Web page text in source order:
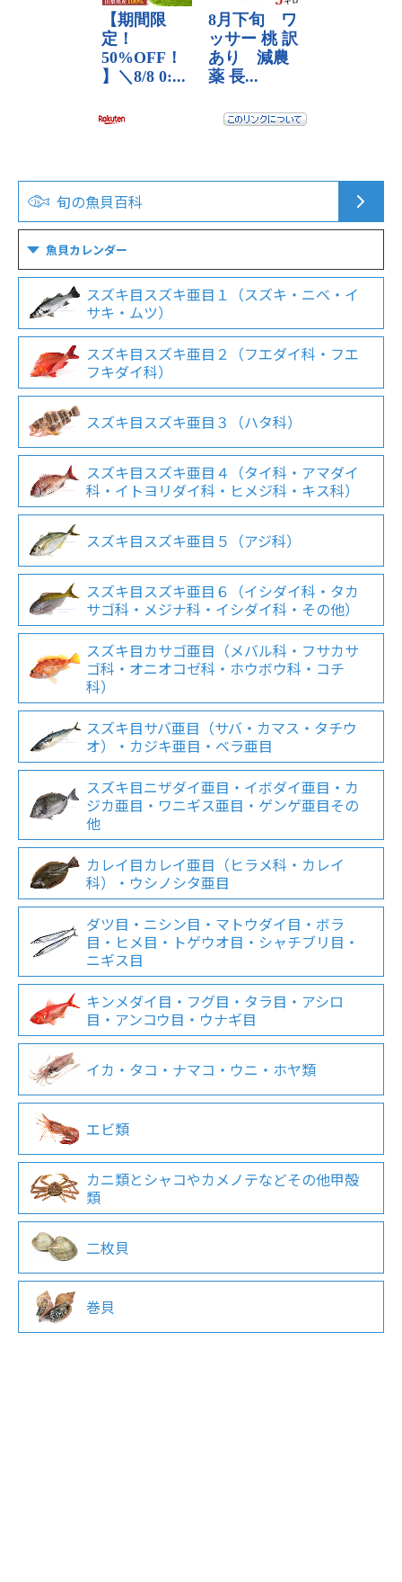
旬の魚貝百科
魚貝カレンダー
スズキ目スズキ亜目１（スズキ・ニベ・イ
サキ・ムツ）
スズキ目スズキ亜目２（フエダイ科・フエ
フキダイ科）
スズキ目スズキ亜目３（ハタ科）
スズキ目スズキ亜目４（タイ科・アマダイ
科・イトヨリダイ科・ヒメジ科・キス科）
スズキ目スズキ亜目５（アジ科）
スズキ目スズキ亜目６（イシダイ科・タカ
サゴ科・メジナ科・イシダイ科・その他）
スズキ目カサゴ亜目（メバル科・フサカサ
ゴ科・オニオコゼ科・ホウボウ科・コチ
科）
スズキ目サバ亜目（サバ・カマス・タチウ
オ）・カジキ亜目・ベラ亜目
スズキ目ニザダイ亜目・イボダイ亜目・カ
ジカ亜目・ワニギス亜目・ゲンゲ亜目その
他
カレイ目カレイ亜目（ヒラメ科・カレイ
科）・ウシノシタ亜目
ダツ目・ニシン目・マトウダイ目・ボラ
目・ヒメ目・トゲウオ目・シャチブリ目・
ニギス目
キンメダイ目・フグ目・タラ目・アシロ
目・アンコウ目・ウナギ目
イカ・タコ・ナマコ・ウニ・ホヤ類
エビ類
カニ類とシャコやカメノテなどその他甲殻
類
二枚貝
巻貝